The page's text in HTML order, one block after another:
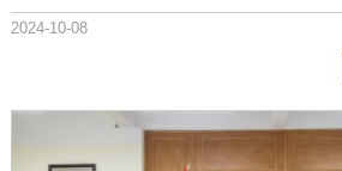
2024-10-08